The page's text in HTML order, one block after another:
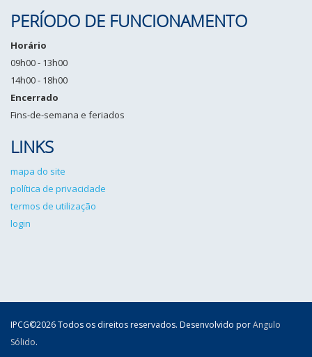
PERÍODO DE FUNCIONAMENTO
Horário
09h00 - 13h00
14h00 - 18h00
Encerrado
Fins-de-semana e feriados
LINKS
mapa do site
política de privacidade
termos de utilização
login
IPCG©2026 Todos os direitos reservados. Desenvolvido porAngulo
Sólido.